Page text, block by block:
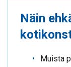
Näin
Muista